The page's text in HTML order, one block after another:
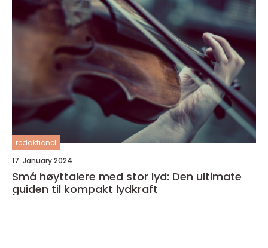
redaktionel
17. January 2024
Små høyttalere med stor lyd: Den ultimate
guiden til kompakt lydkraft